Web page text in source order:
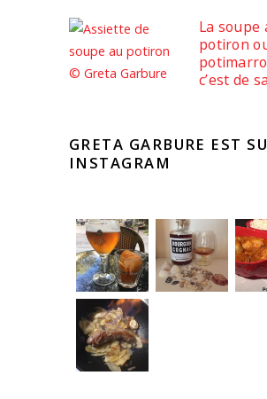
La soupe
potiron
c’est de
GRETA GARBURE EST
INSTAGRAM